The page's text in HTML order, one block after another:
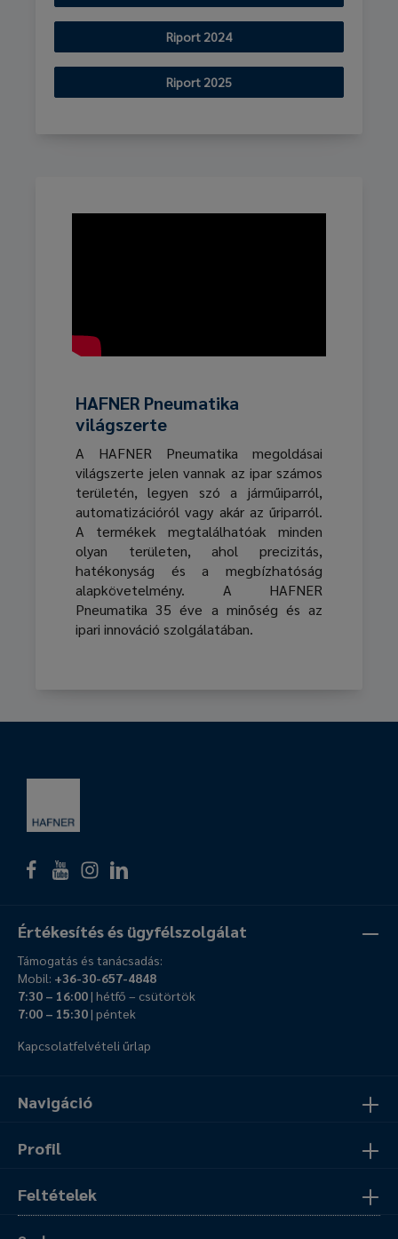
Riport 2024
Riport 2025
HAFNER Pneumatika
világszerte
A HAFNER Pneumatika megoldásai
világszerte jelen vannak az ipar számos
területén, legyen szó a járműiparról,
automatizációról vagy akár az űriparról.
A termékek megtalálhatóak minden
olyan területen, ahol precizitás,
hatékonyság és a megbízhatóság
alapkövetelmény. A HAFNER
Pneumatika 35 éve a minőség és az
ipari innováció szolgálatában.
Navigáció
Profil
Feltételek
Értékesítés és ügyfélszolgálat
Támogatás és tanácsadás:
Mobil: +36-30-657-4848
7:30 – 16:00| hétfő – csütörtök
7:00 – 15:30| péntek
Kapcsolatfelvételi űrlap